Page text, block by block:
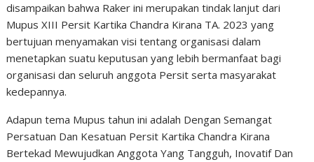
disampaikan bahwa Raker ini merupakan tindak lanjut dari
Mupus XIII Persit Kartika Chandra Kirana TA. 2023 yang
bertujuan menyamakan visi tentang organisasi dalam
menetapkan suatu keputusan yang lebih bermanfaat bagi
organisasi dan seluruh anggota Persit serta masyarakat
kedepannya.
Adapun tema Mupus tahun ini adalah Dengan Semangat
Persatuan Dan Kesatuan Persit Kartika Chandra Kirana
Bertekad Mewujudkan Anggota Yang Tangguh, Inovatif Dan